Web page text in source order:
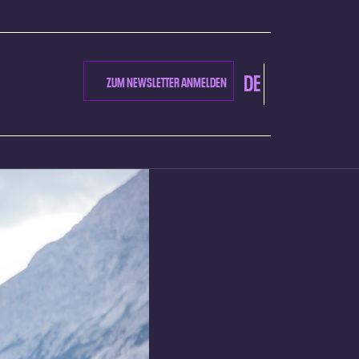
ZUM NEWSLETTER ANMELDEN DE